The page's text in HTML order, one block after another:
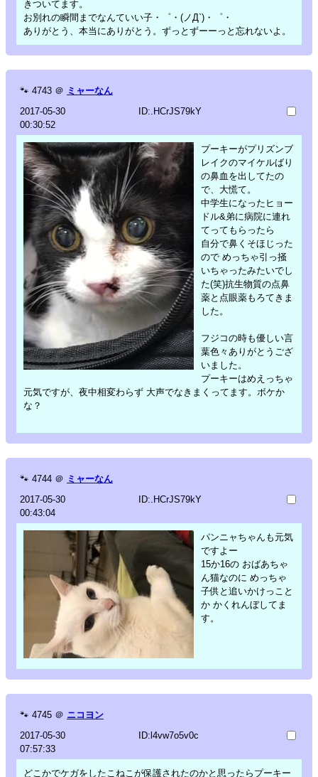
きついてます。
お別れの瞬間までなんていい子・゜・(ノД`)・゜・
ありがとう、本当にありがとう。ずっとずーーっと忘れないよ。
🐾 4743 ＠ ミャーなん
2017-05-30
00:30:52
ID:.HCrJS79kY
プーキーがプリズンブ
レイクのマイケルばり
の鼻血を出してたの
で、大慌て。
中学生になったヒョー
ドル&弟に病院に連れ
てってもらったら
自分で鼻くそほじった
ので めっちゃ引っ掻
いちゃったみたいでし
た(笑)抗生物質の点鼻
薬と点眼薬もろてきま
した。
フジコの時も優しい言
葉色々ありがとうござ
いました。
プーキーはめえっちゃ
元気ですが、夜中相変わらず 大声でなきまくってます。ボケか
な？
🐾 4744 ＠ ミャーなん
2017-05-30
00:43:04
ID:.HCrJS79kY
パンニャちゃんも元気
ですよー
15か16の おばあちゃ
ん猫なのに めっちゃ
子供と追いかけっこと
か かくれんぼしてま
す。
🐾 4745 ＠ ニコヨン
2017-05-30
07:57:33
ID:l4vw7o5v0c
どこかでケガをしたこねこが保護されたのかと思ったらプーキー